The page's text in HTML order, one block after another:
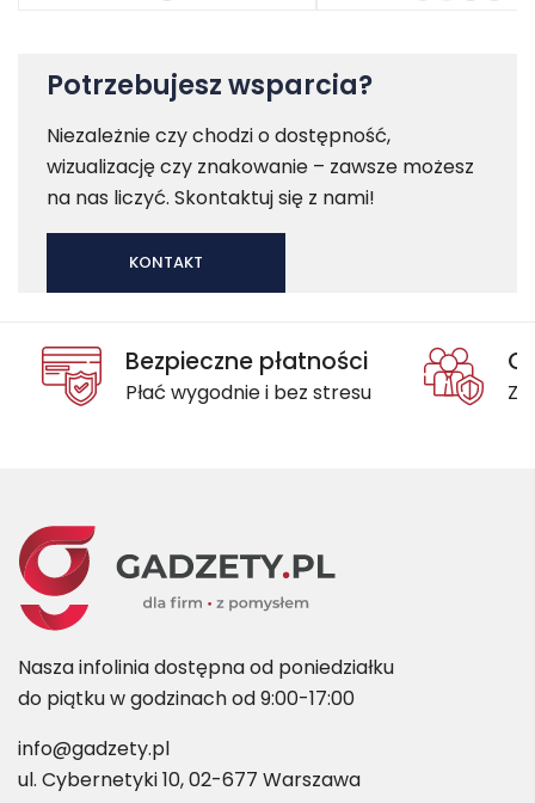
Potrzebujesz wsparcia?
Niezależnie czy chodzi o dostępność,
wizualizację czy znakowanie – zawsze możesz
na nas liczyć. Skontaktuj się z nami!
KONTAKT
Bezpieczne płatności
Płać wygodnie i bez stresu
Nasza infolinia dostępna od poniedziałku
do piątku w godzinach od 9:00-17:00
info@gadzety.pl
ul. Cybernetyki 10, 02-677 Warszawa